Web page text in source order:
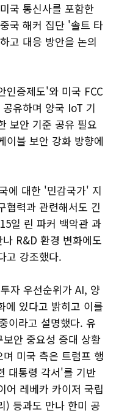
국 통신사를 포함한
국 해커 집단 '솔트 타
고 대응 방안을 논의
인증제도'와 미국 FCC
유하며 양국 IoT 기
보안 기준 공유 필요
이블 보안 강화 방향에
에 대한 '민감국가' 지
협력과 관련해서도 긴
일 린 파커 백악관 과
R&D 환경 변화에도
고 강조했다.
자 우선순위가 AI, 양
에 있다고 밝히고 이를
이라고 설명했다. 유
안 중요성 증대 상황
미국 측은 트럼프 행
대통령 각서'를 기반
어 레베카 카이저 국립
) 등과도 만나 한미 공